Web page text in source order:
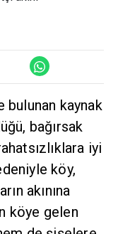
bulunan kaynak
bağırsak
iyi
köy,
akınına
köye gelen